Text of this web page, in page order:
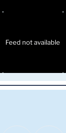
Feed not available